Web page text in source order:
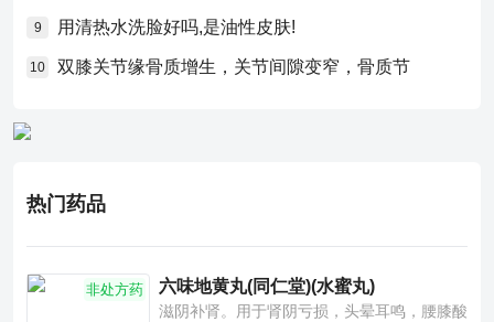
9 用清热水洗脸好吗,是油性皮肤!
10 双膝关节缘骨质增生，关节间隙变窄，骨质节
热门药品
非处方药 六味地黄丸(同仁堂)(水蜜丸)
滋阴补肾。用于肾阴亏损，头晕耳鸣，腰膝酸